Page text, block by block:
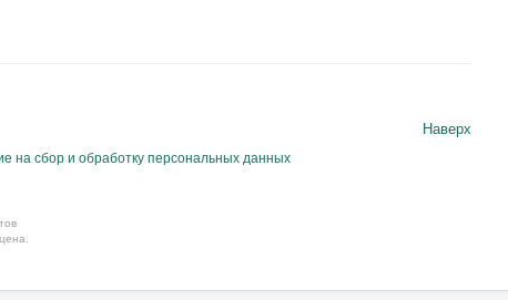
Наверх
на сбор и обработку персональных данных